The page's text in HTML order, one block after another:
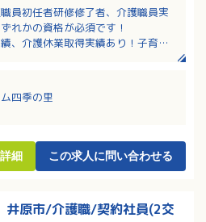
員初任者研修修了者、介護職員実
れかの資格が必須です！
、介護休業取得実績あり！子育て
が活躍中
四季の里
詳細 この求人に問い合わせる
井原市/介護職/契約社員(2交